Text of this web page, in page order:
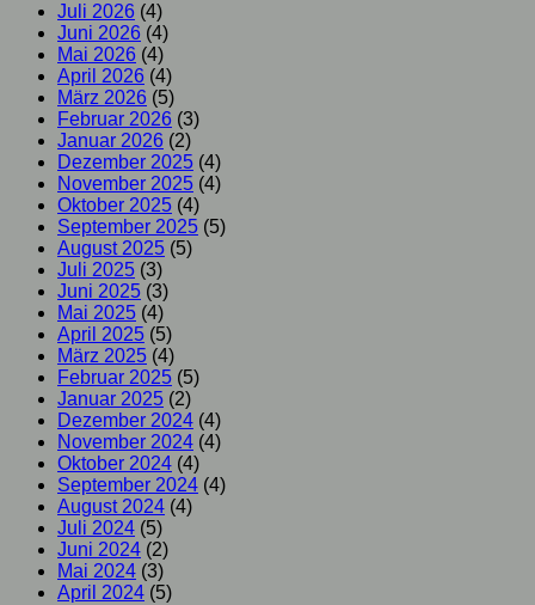
Juli 2026 (4)
Juni 2026 (4)
Mai 2026 (4)
April 2026 (4)
März 2026 (5)
Februar 2026 (3)
Januar 2026 (2)
Dezember 2025 (4)
November 2025 (4)
Oktober 2025 (4)
September 2025 (5)
August 2025 (5)
Juli 2025 (3)
Juni 2025 (3)
Mai 2025 (4)
April 2025 (5)
März 2025 (4)
Februar 2025 (5)
Januar 2025 (2)
Dezember 2024 (4)
November 2024 (4)
Oktober 2024 (4)
September 2024 (4)
August 2024 (4)
Juli 2024 (5)
Juni 2024 (2)
Mai 2024 (3)
April 2024 (5)